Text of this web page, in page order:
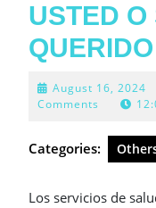
USTED O
QUERIDO
August 16, 2024
Comments
Categories:
Los servicios de